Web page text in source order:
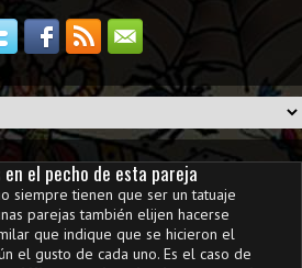
el pecho de esta pareja
siempre tienen que ser un tatuaje
parejas también elijen hacerse
que indique que se hicieron el
el gusto de cada uno. Es el caso de